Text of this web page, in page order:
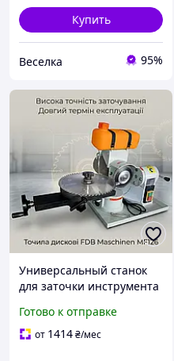
Купить
Веселка 95%
Универсальный станок
для заточки инструмента
220 В, 0.37 кВт
Готово к отправке
от 1414₴/мес